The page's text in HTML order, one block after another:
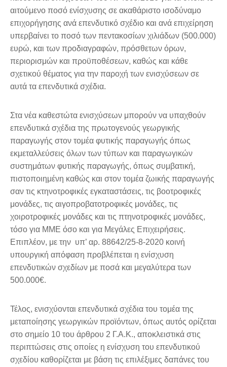
αιτούμενο ποσό ενίσχυσης σε ακαθάριστο ισοδύναμο
επιχορήγησης ανά επενδυτικό σχέδιο και ανά επιχείρηση
υπερβαίνει το ποσό των πεντακοσίων χιλιάδων (500.000)
ευρώ, και των προδιαγραφών, πρόσθετων όρων,
περιορισμών και προϋποθέσεων, καθώς και κάθε
σχετικού θέματος για την παροχή των ενισχύσεων σε
αυτά τα επενδυτικά σχέδια.
Στα νέα καθεστώτα ενισχύσεων μπορούν να υπαχθούν
επενδυτικά σχέδια της πρωτογενούς γεωργικής
παραγωγής στον τομέα φυτικής παραγωγής όπως
εκμεταλλεύσεις όλων των τύπων και παραγωγικών
συστημάτων φυτικής παραγωγής, όπως συμβατική,
πιστοποιημένη καθώς και στον τομέα ζωικής παραγωγής
σαν τις κτηνοτροφικές εγκαταστάσεις, τις βοοτροφικές
μονάδες, τις αιγοπροβατοτροφικές μονάδες, τις
χοιροτροφικές μονάδες και τις πτηνοτροφικές μονάδες,
τόσο για ΜΜΕ όσο και για Μεγάλες Επιχειρήσεις.
Επιπλέον, με την υπ’ αρ. 88642/25-8-2020 κοινή
υπουργική απόφαση προβλέπεται η ενίσχυση
επενδυτικών σχεδίων με ποσά και μεγαλύτερα των
500.000€.
Τέλος, ενισχύονται επενδυτικά σχέδια του τομέα της
μεταποίησης γεωργικών προϊόντων, όπως αυτός ορίζεται
στο σημείο 10 του άρθρου 2 Γ.Α.Κ., αποκλειστικά στις
περιπτώσεις στις οποίες η ενίσχυση του επενδυτικού
σχεδίου καθορίζεται με βάση τις επιλέξιμες δαπάνες του